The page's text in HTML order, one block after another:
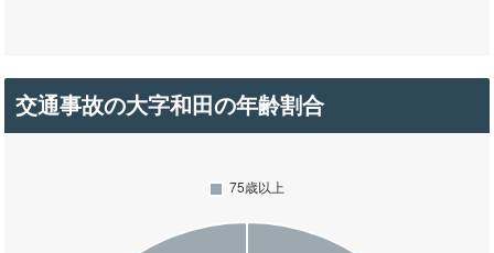
交通事故の大字和田の年齢割合